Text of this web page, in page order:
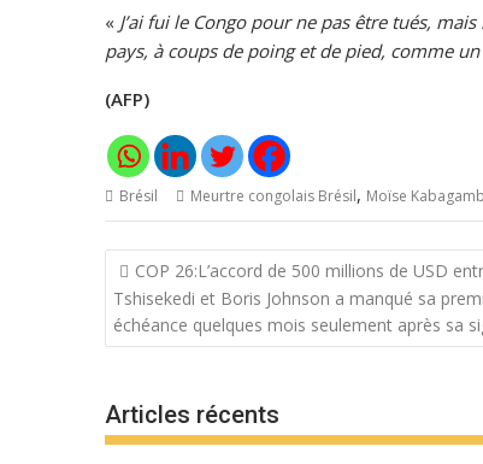
« J’ai fui le Congo pour ne pas être tués,
pays, à coups de poing et de pied, comme
(AFP)
Brésil Meurtre congolais Brésil, Moïse
Navigation
de
l’article
COP 26:L’accord de 500 millions de USD
Tshisekedi et Boris Johnson a manqué sa
échéance quelques mois seulement après sa
Articles récents